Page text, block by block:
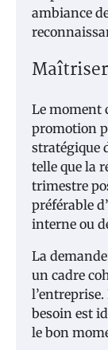
ambiance
Le moment
promotion
stratégique
telle que la
trimestre
préférable
interne ou
La
un cadre
l’entreprise.
besoin est
le bon